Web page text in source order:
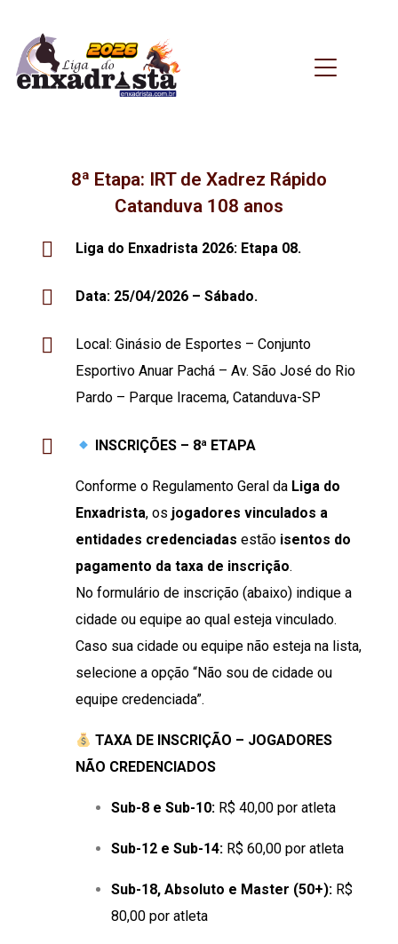
8ª Etapa: IRT de Xadrez Rápido
Catanduva 108 anos
Liga do Enxadrista 2026: Etapa 08.
Data: 25/04/2026 – Sábado.
Local:Ginásio de Esportes – Conjunto
Esportivo Anuar Pachá – Av. São José do Rio
Pardo – Parque Iracema, Catanduva-SP
INSCRIÇÕES – 8ª ETAPA
Conforme o Regulamento Geral da Liga do
Enxadrista, os jogadores vinculados a
entidades credenciadas estão isentos do
pagamento da taxa de inscrição.
No formulário de inscrição (abaixo) indique a
cidade ou equipe ao qual esteja vinculado.
Caso sua cidade ou equipe não esteja na lista,
selecione a opção “Não sou de cidade ou
equipe credenciada”.
TAXA DE INSCRIÇÃO – JOGADORES
NÃO CREDENCIADOS
Sub-8 e Sub-10: R$ 40,00 por atleta
Sub-12 e Sub-14: R$ 60,00 por atleta
Sub-18, Absoluto e Master (50+): R$
80,00 por atleta